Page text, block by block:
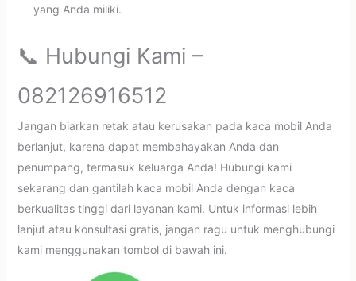
yang Anda miliki.
📞 Hubungi Kami –
082126916512
Jangan biarkan retak atau kerusakan pada kaca mobil Anda
berlanjut, karena dapat membahayakan Anda dan
penumpang, termasuk keluarga Anda! Hubungi kami
sekarang dan gantilah kaca mobil Anda dengan kaca
berkualitas tinggi dari layanan kami. Untuk informasi lebih
lanjut atau konsultasi gratis, jangan ragu untuk menghubungi
kami menggunakan tombol di bawah ini.